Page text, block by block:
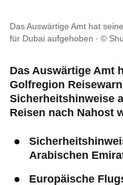
Das Auswärtige Amt hat
für Dubai aufgehoben
©
Das Auswärtige Amt
Golfregion
Sicherheitshinweise
Reisen nach Nahost
Arabischen
Europäische